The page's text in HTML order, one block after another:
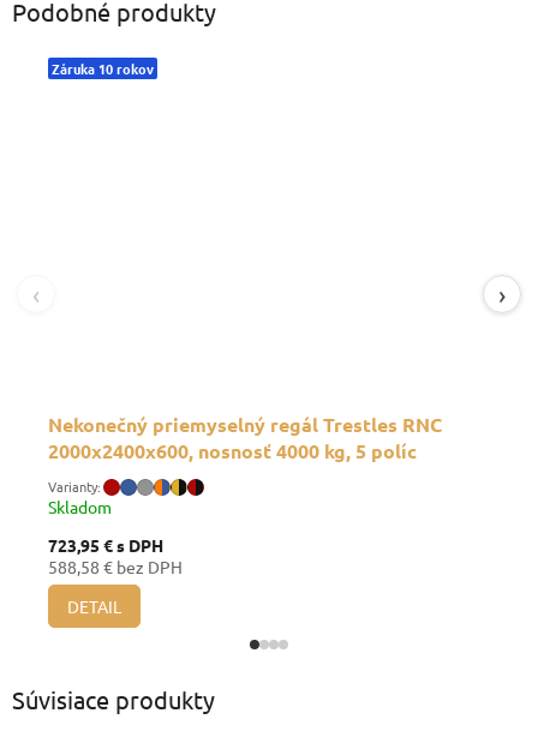
Podobné produkty
Záruka 10 rokov
Nekonečný priemyselný regál Trestles RNC
2000x2400x600, nosnosť 4000 kg, 5 políc
Skladom
723,95 €s DPH
588,58 € bez DPH
DETAIL
‹ ›
Súvisiace produkty